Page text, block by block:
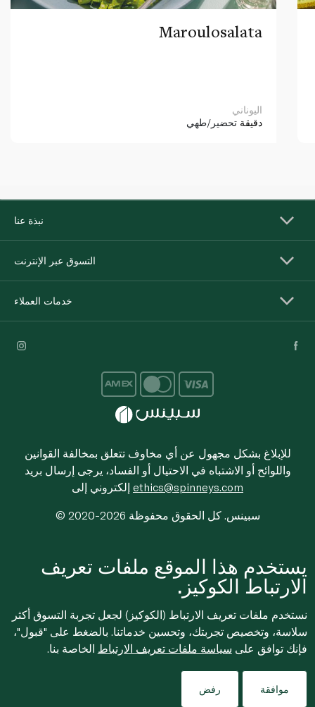
Maroulosalata
اليوناني
دقيقة تحضير/طهي
نبذة عنا
التسوق عبر الإنترنت
خدمات العملاء
للإبلاغ بشكل مجهول عن أي مخاوف تتعلق بمخالفة القوانين
واللوائح أو الاشتباه في الاحتيال أو الفساد، يرجى إرسال بريد
ethics@spinneys.com
© 2020-2026 سبينس. كل الحقوق محفوظة
يستخدم هذا الموقع ملفات تعريف
الارتباط الكوكيز.
نستخدم ملفات تعريف الارتباط (الكوكيز) لجعل تجربة التسوق أكثر
سلاسة، وتخصيص تجربتك، وتحسين خدماتنا. بالضغط على "قبول"،
فإنك توافق على سياسة ملفات تعريف الارتباط الخاصة بنا.
موافقة رفض